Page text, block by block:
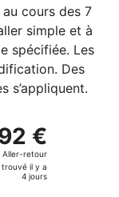
cours des 7
simple et à
spécifiée. Les
Des
s’appliquent.
€
Aller-
retour,
trouvé
€
Aller-retour
trouvé il y a
4 jours
mer 14 oct.